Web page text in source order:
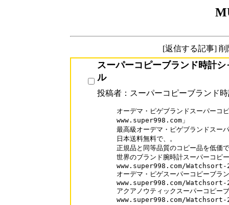
[返信する記事]
スーパーコピーブランド時計シ
ル
投稿者：スーパーコピーブランド
オーデマ・ピゲブランドスーパーコ
www.super998.com」
最高級オーデマ・ピゲブランドスー
日本送料無料で、。
正規品と同等品質のコピー品を低価
世界のブランド腕時計スーパーコピ
www.super998.com/
オーデマ・ピゲスーパーコピーブラ
www.super998.com/
アクアノウティックスーパーコピー